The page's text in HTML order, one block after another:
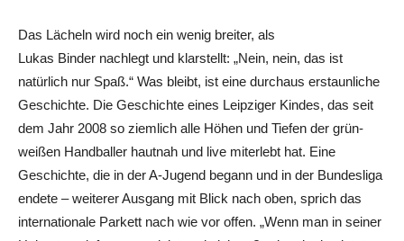
Das Lächeln wird noch ein wenig breiter, als
Lukas Binder nachlegt und klarstellt: „Nein, nein, das ist
natürlich nur Spaß.“ Was bleibt, ist eine durchaus erstaunliche
Geschichte. Die Geschichte eines Leipziger Kindes, das seit
dem Jahr 2008 so ziemlich alle Höhen und Tiefen der grün-
weißen Handballer hautnah und live miterlebt hat. Eine
Geschichte, die in der A-Jugend begann und in der Bundesliga
endete – weiterer Ausgang mit Blick nach oben, sprich das
internationale Parkett nach wie vor offen. „Wenn man in seiner